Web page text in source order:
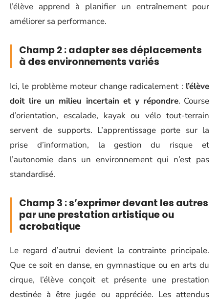
l’élève apprend à planifier un entraînement pour
améliorer sa performance.
Champ 2 : adapter ses déplacements
à des environnements variés
Ici, le problème moteur change radicalement : l’élève
doit lire un milieu incertain et y répondre. Course
d’orientation, escalade, kayak ou vélo tout-terrain
servent de supports. L’apprentissage porte sur la
prise d’information, la gestion du risque et
l’autonomie dans un environnement qui n’est pas
standardisé.
Champ 3 : s’exprimer devant les autres
par une prestation artistique ou
acrobatique
Le regard d’autrui devient la contrainte principale.
Que ce soit en danse, en gymnastique ou en arts du
cirque, l’élève conçoit et présente une prestation
destinée à être jugée ou appréciée. Les attendus